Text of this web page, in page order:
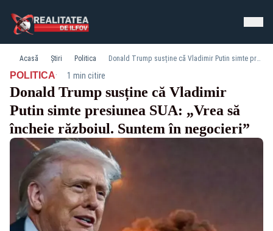
Acasă Știri Politica Donald Trump susține că Vladimir Putin simte presiunea SUA: „Vrea să încheie războiul. Suntem în negocieri”
POLITICA· 1 min citire
Donald Trump susține că Vladimir
Putin simte presiunea SUA: „Vrea să
încheie războiul. Suntem în negocieri”